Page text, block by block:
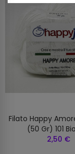
Filato Happy
(50 Gr) 101
2,50 €